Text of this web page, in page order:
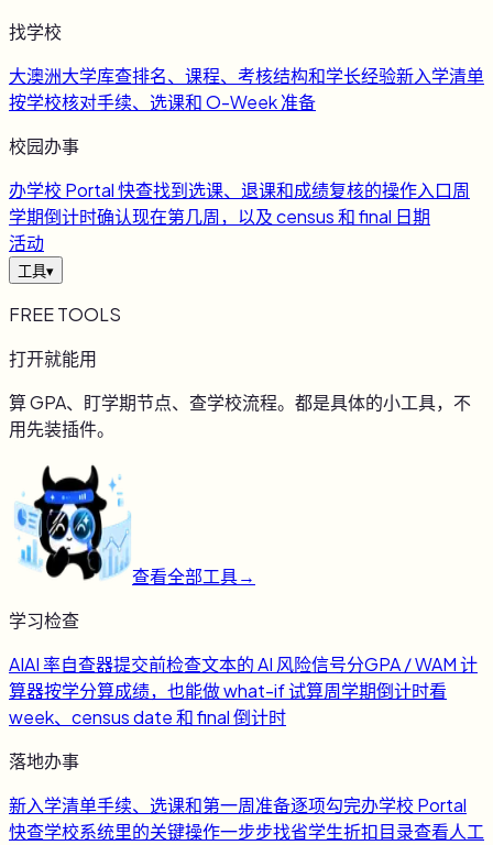
找学校
大澳洲大学库查排名、课程、考核结构和学长经验新入学清单
按学校核对手续、选课和 O-Week 准备
校园办事
办学校 Portal 快查找到选课、退课和成绩复核的操作入口周
学期倒计时确认现在第几周，以及 census 和 final 日期
活动
工具▾
FREE TOOLS
打开就能用
算 GPA、盯学期节点、查学校流程。都是具体的小工具，不
用先装插件。
查看全部工具→
学习检查
AIAI 率自查器提交前检查文本的 AI 风险信号分GPA / WAM 计
算器按学分算成绩，也能做 what-if 试算周学期倒计时看
week、census date 和 final 倒计时
落地办事
新入学清单手续、选课和第一周准备逐项勾完办学校 Portal
快查学校系统里的关键操作一步步找省学生折扣目录查看人工